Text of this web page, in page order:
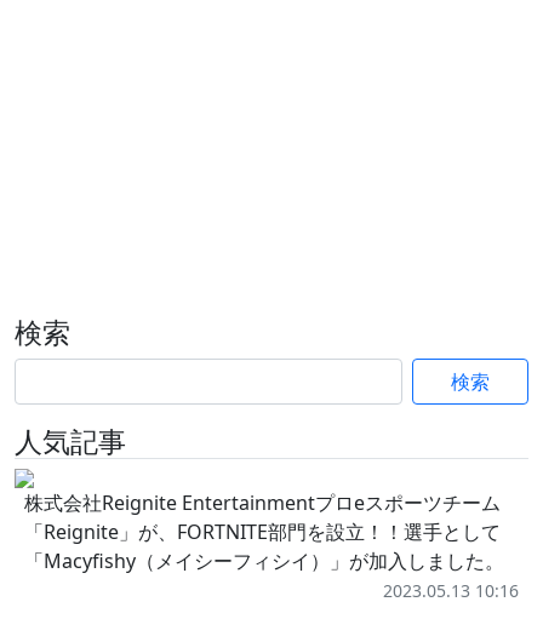
検索
検索
人気記事
株式会社Reignite Entertainmentプロeスポーツチーム
「Reignite」が、FORTNITE部門を設立！！選手として
「Macyfishy（メイシーフィシイ）」が加入しました。
2023.05.13 10:16